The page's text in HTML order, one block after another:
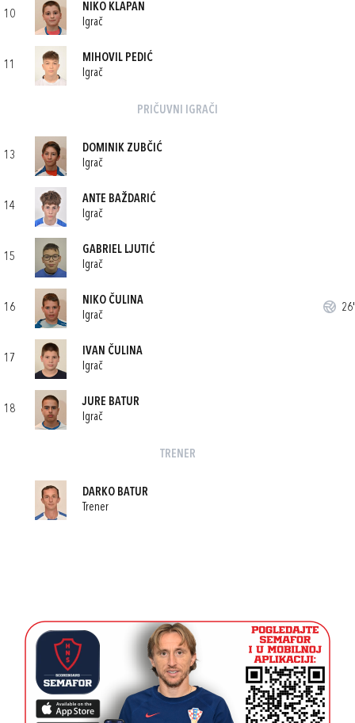
10
NIKO KLAPAN
Igrač
11
MIHOVIL PEDIĆ
Igrač
PRIČUVNI IGRAČI
13
DOMINIK ZUBČIĆ
Igrač
14
ANTE BAŽDARIĆ
Igrač
15
GABRIEL LJUTIĆ
Igrač
16
NIKO ČULINA
Igrač
26'
17
IVAN ČULINA
Igrač
18
JURE BATUR
Igrač
TRENER
DARKO BATUR
Trener